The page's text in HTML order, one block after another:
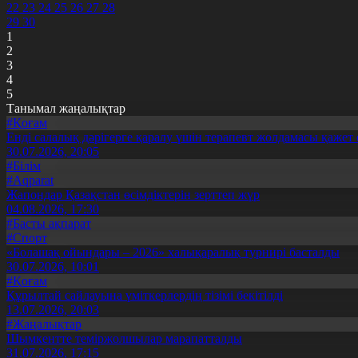
22 23 24 25 26 27 28
29 30
1
2
3
4
5
Танымал жаңалықтар
#Қоғам
Енді салалық дәрігерге қаралу үшін терапевт жолдамасы қажет
30.07.2026, 20:05
#Білім
#Aqparat
Жапондар Қазақстан өсімдіктерін зерттеп жүр
04.08.2026, 17:30
#Басты ақпарат
#Спорт
«Болашақ ойындары – 2026» халықаралық турнирі басталды
30.07.2026, 10:01
#Қоғам
Құрылтай сайлауына үміткерлердің тізімі бекітілді
13.07.2026, 20:03
#Жаңалықтар
Шымкентте теміржолшылар марапатталды
31.07.2026, 17:15